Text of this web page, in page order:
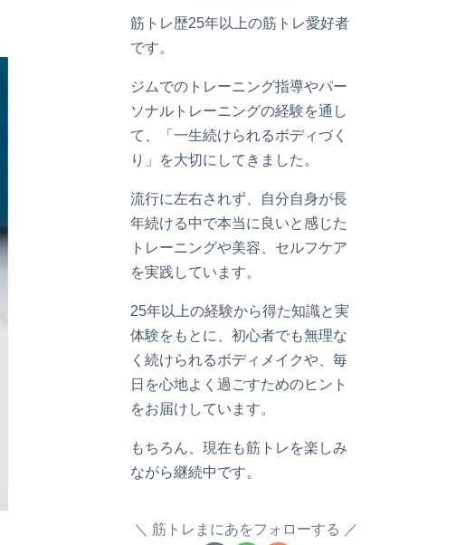
筋トレ歴25年以上の筋トレ愛好者
です。
ジムでのトレーニング指導やパー
ソナルトレーニングの経験を通し
て、「一生続けられるボディづく
り」を大切にしてきました。
流行に左右されず、自分自身が長
年続ける中で本当に良いと感じた
トレーニングや美容、セルフケア
を実践しています。
25年以上の経験から得た知識と実
体験をもとに、初心者でも無理な
く続けられるボディメイクや、毎
日を心地よく過ごすためのヒント
をお届けしています。
もちろん、現在も筋トレを楽しみ
ながら継続中です。
筋トレまにあをフォローする